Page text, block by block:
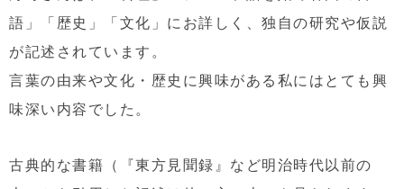
語」「歴史」「文化」にお詳しく、独自の研究や仮説
が記述されています。
言葉の由来や文化・歴史に興味がある私にはとても興
味深い内容でした。
古典的な書籍（『東方見聞録』など明治時代以前の